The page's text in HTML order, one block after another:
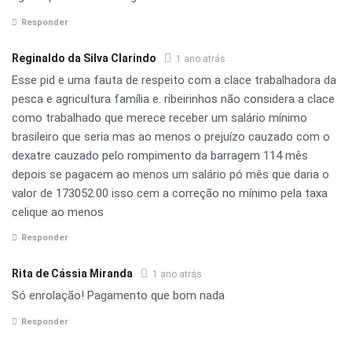
Responder
Reginaldo da Silva Clarindo 1 ano atrás
Esse pid e uma fauta de respeito com a clace trabalhadora da
pesca e agricultura família e. ribeirinhos não considera a clace
como trabalhado que merece receber um salário mínimo
brasileiro que seria mas ao menos o prejuízo cauzado com o
dexatre cauzado pelo rompimento da barragem 114 mês
depois se pagacem ao menos um salário pó mês que daria o
valor de 173052.00 isso cem a correção no mínimo pela taxa
celique ao menos
Responder
Rita de Cássia Miranda 1 ano atrás
Só enrolação! Pagamento que bom nada
Responder